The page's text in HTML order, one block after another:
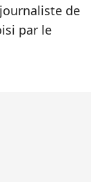
de
par le